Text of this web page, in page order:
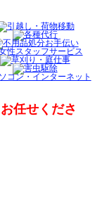
お任せくださ